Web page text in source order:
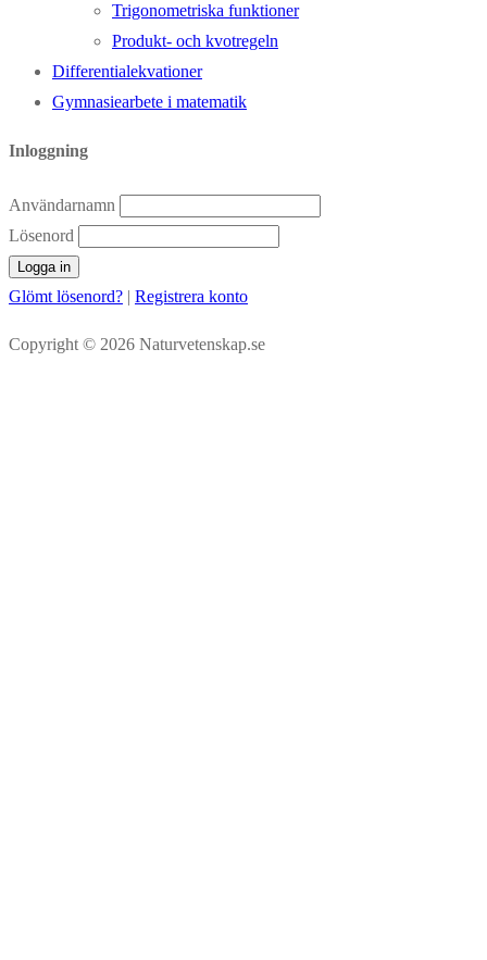
Trigonometriska funktioner
Produkt- och kvotregeln
Differentialekvationer
Gymnasiearbete i matematik
Inloggning
Användarnamn
Lösenord
Glömt lösenord? | Registrera konto
Copyright © 2026 Naturvetenskap.se